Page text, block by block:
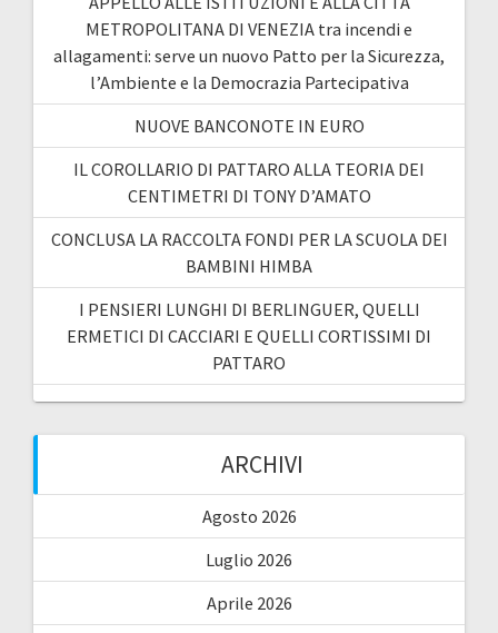
METROPOLITANA DI VENEZIA tra incendi e
allagamenti: serve un nuovo Patto per la Sicurezza,
l’Ambiente e la Democrazia Partecipativa
NUOVE BANCONOTE IN EURO
IL COROLLARIO DI PATTARO ALLA TEORIA DEI
CENTIMETRI DI TONY D’AMATO
CONCLUSA LA RACCOLTA FONDI PER LA SCUOLA DEI
BAMBINI HIMBA
I PENSIERI LUNGHI DI BERLINGUER, QUELLI
ERMETICI DI CACCIARI E QUELLI CORTISSIMI DI
PATTARO
ARCHIVI
Agosto 2026
Luglio 2026
Aprile 2026